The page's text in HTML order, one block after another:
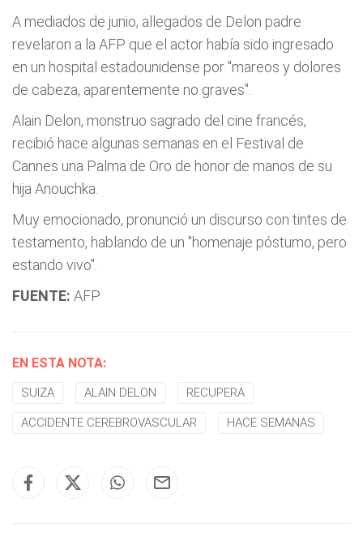
A mediados de junio, allegados de Delon padre
revelaron a la AFP que el actor había sido ingresado
en un hospital estadounidense por "mareos y dolores
de cabeza, aparentemente no graves".
Alain Delon, monstruo sagrado del cine francés,
recibió hace algunas semanas en el Festival de
Cannes una Palma de Oro de honor de manos de su
hija Anouchka.
Muy emocionado, pronunció un discurso con tintes de
testamento, hablando de un "homenaje póstumo, pero
estando vivo".
FUENTE: AFP
EN ESTA NOTA:
SUIZA ALAIN DELON RECUPERA
ACCIDENTE CEREBROVASCULAR HACE SEMANAS